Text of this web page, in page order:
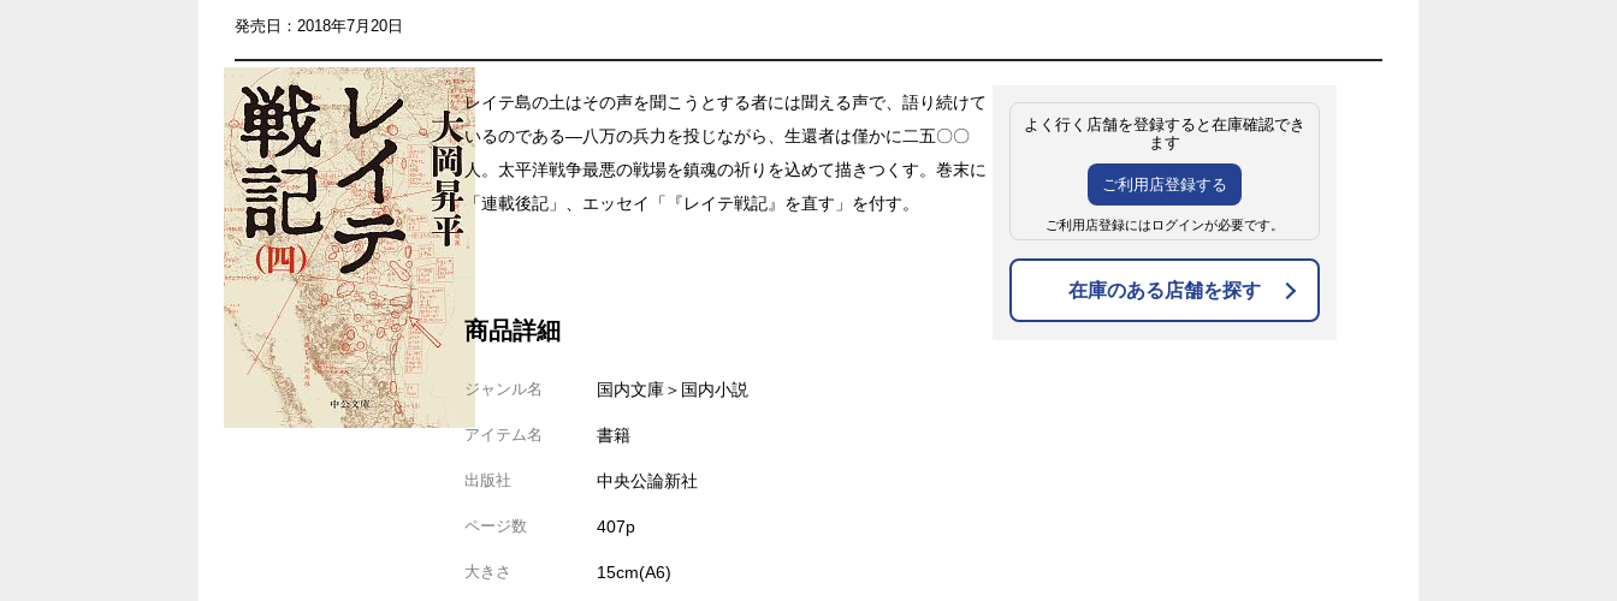
発売日：2018年7月20日
レイテ島の土はその声を聞こうとする者には聞える声で、語り続けて
いるのである―八万の兵力を投じながら、生還者は僅かに二五〇〇
人。太平洋戦争最悪の戦場を鎮魂の祈りを込めて描きつくす。巻末に
「連載後記」、エッセイ「『レイテ戦記』を直す」を付す。
商品詳細
ジャンル名 国内文庫＞国内小説
アイテム名 書籍
出版社 中央公論新社
ページ数 407p
大きさ 15cm(A6)
よく行く店舗を登録すると在庫確認でき
ます
ご利用店登録する
ご利用店登録にはログインが必要です。
在庫のある店舗を探す